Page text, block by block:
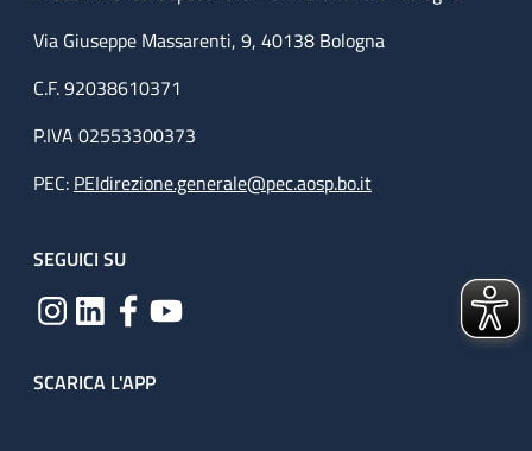
Via Giuseppe Massarenti, 9, 40138 Bologna
C.F. 92038610371
P.IVA 02553300373
PEC: PEIdirezione.generale@pec.aosp.bo.it
SEGUICI SU
SCARICA L'APP